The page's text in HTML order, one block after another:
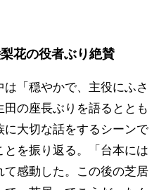
花の役者ぶり絶賛
「穏やかで、主役にふさ
の座長ぶりを語るととも
大切な話をするシーンで
を振り返る。「台本には
感動した。この後の芝居